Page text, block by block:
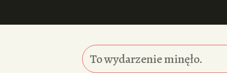
To wydarzenie minęło.